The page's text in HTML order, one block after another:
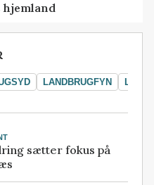
LANDBRUGFYN
sætter fokus på